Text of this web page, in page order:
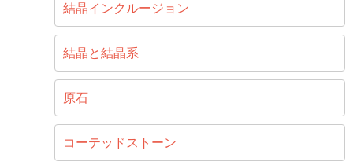
結晶インクルージョン
結晶と結晶系
原石
コーテッドストーン